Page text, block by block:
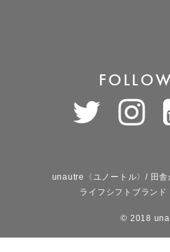
unautre〈ユノートル〉/ 田舎
ライフシフトブラン
© 2018